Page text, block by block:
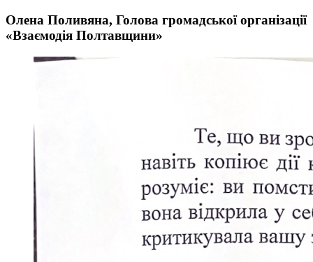
Олена Поливяна, Голова громадської організації
«Взаємодія Полтавщини»